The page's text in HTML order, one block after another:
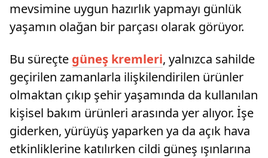
mevsimine uygun hazırlık yapmayı günlük
yaşamın olağan bir parçası olarak görüyor.
Bu süreçte güneş kremleri, yalnızca sahilde
geçirilen zamanlarla ilişkilendirilen ürünler
olmaktan çıkıp şehir yaşamında da kullanılan
kişisel bakım ürünleri arasında yer alıyor. İşe
giderken, yürüyüş yaparken ya da açık hava
etkinliklerine katılırken cildi güneş ışınlarına